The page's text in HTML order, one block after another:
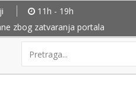
11h - 19h
zbog zatvaranja portala